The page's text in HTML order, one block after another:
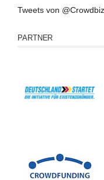
Tweets von @Crowdbiz
PARTNER